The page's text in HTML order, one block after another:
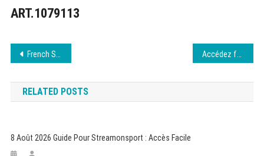
ART.1079113
Navigation
de
l’article
French Stream : guide d’accès 8 août 2026
RELATED POSTS
8 Août 2026 Guide Pour Streamonsport : Accès Facile